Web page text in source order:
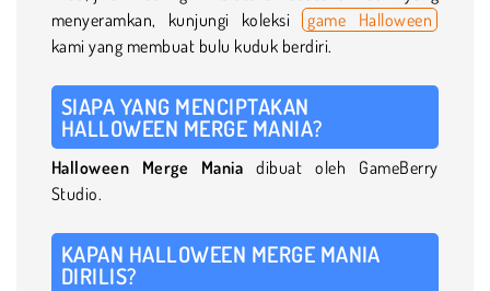
menyeramkan, kunjungi koleksi game Halloween
kami yang membuat bulu kuduk berdiri.
SIAPA YANG MENCIPTAKAN
HALLOWEEN MERGE MANIA?
Halloween Merge Mania dibuat oleh GameBerry
Studio.
KAPAN HALLOWEEN MERGE MANIA
DIRILIS?